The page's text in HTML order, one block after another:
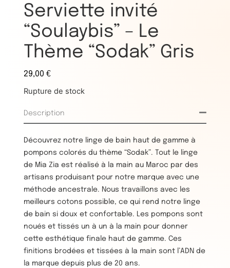
Serviette invité
“Soulaybis” – Le
Thème “Sodak” Gris
29,00 €
Rupture de stock
Description
Découvrez notre linge de bain haut de gamme à
pompons colorés du thème “Sodak”. Tout le linge
de Mia Zia est réalisé à la main au Maroc par des
artisans produisant pour notre marque avec une
méthode ancestrale. Nous travaillons avec les
meilleurs cotons possible, ce qui rend notre linge
de bain si doux et confortable. Les pompons sont
noués et tissés un à un à la main pour donner
cette esthétique finale haut de gamme. Ces
finitions brodées et tissées à la main sont l’ADN de
la marque depuis plus de 20 ans.